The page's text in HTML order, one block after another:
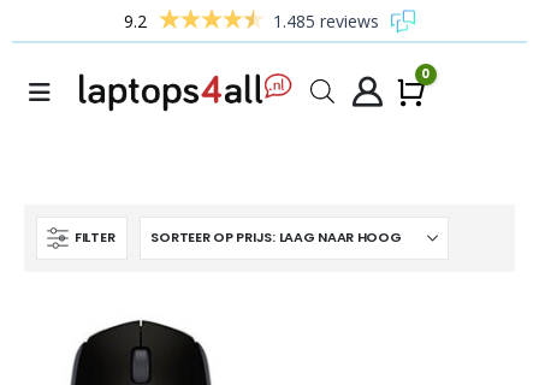
9.2 1.485 reviews
0
FILTER